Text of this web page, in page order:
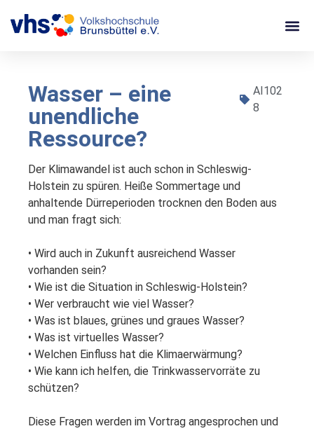
Wasser – eine
unendliche
Ressource?
AI102
8
Der Klimawandel ist auch schon in Schleswig-
Holstein zu spüren. Heiße Sommertage und
anhaltende Dürreperioden trocknen den Boden aus
und man fragt sich:
• Wird auch in Zukunft ausreichend Wasser
vorhanden sein?
• Wie ist die Situation in Schleswig-Holstein?
• Wer verbraucht wie viel Wasser?
• Was ist blaues, grünes und graues Wasser?
• Was ist virtuelles Wasser?
• Welchen Einfluss hat die Klimaerwärmung?
• Wie kann ich helfen, die Trinkwasservorräte zu
schützen?
Diese Fragen werden im Vortrag angesprochen und